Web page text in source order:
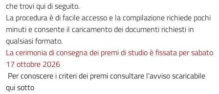
che trovi qui di seguito.
La procedura è di facile accesso e la compilazione richiede pochi
minuti e consente il caricamento dei documenti richiesti in
qualsiasi formato.
La cerimonia di consegna dei premi di studio è fissata per sabato
17 ottobre 2026
Per conoscere i criteri dei premi consultare l'avviso scaricabile
qui sotto